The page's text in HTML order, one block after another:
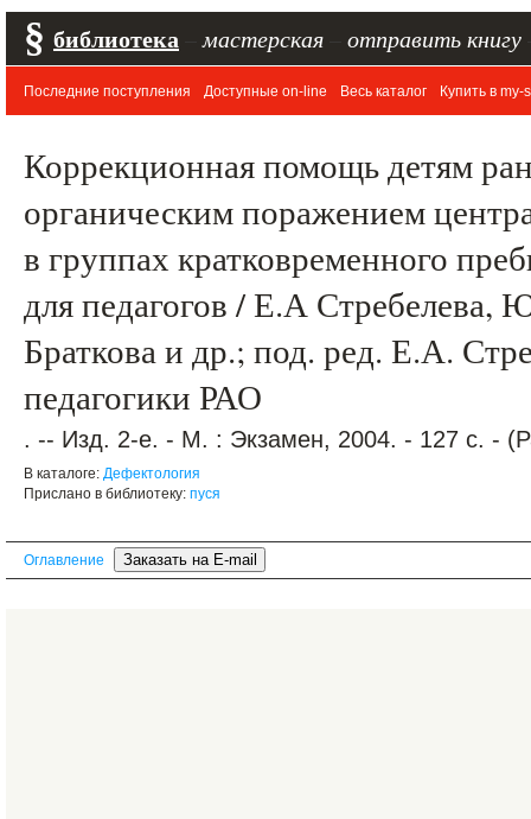
§ библиотека мастерская отправить книгу
Последние поступления Доступные on-line Весь каталог Купить в my-
Коррекционная помощь детям
органическим поражением
в группах кратковременного
для педагогов / Е.А
Браткова и др.; под. ред. Е.А.
педагогики РАО
. -- Изд. 2-е. - М. : Экзамен, 2004. - 127 с. -
В каталоге: Дефектология
Прислано в библиотеку: пуся
Оглавление